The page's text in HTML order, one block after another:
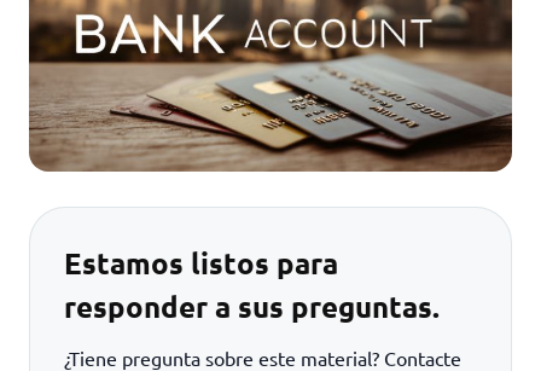
Estamos listos para
responder a sus preguntas.
¿Tiene pregunta sobre este material? Contacte